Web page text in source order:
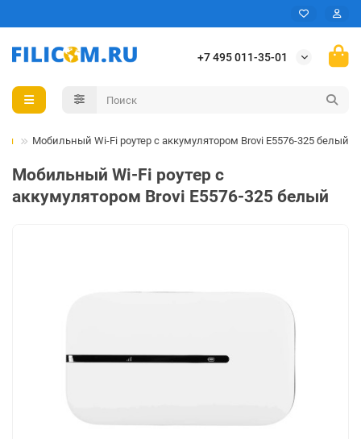
+7 495 011-35-01
Мобильный Wi-Fi роутер с аккумулятором Brovi E5576-325 белый
Мобильный Wi-Fi роутер с
аккумулятором Brovi E5576-325 белый